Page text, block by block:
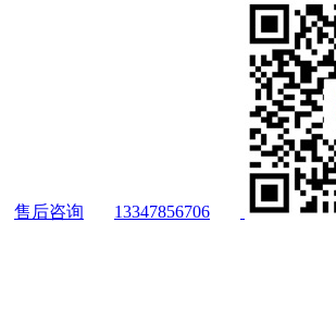
售后咨询 13347856706